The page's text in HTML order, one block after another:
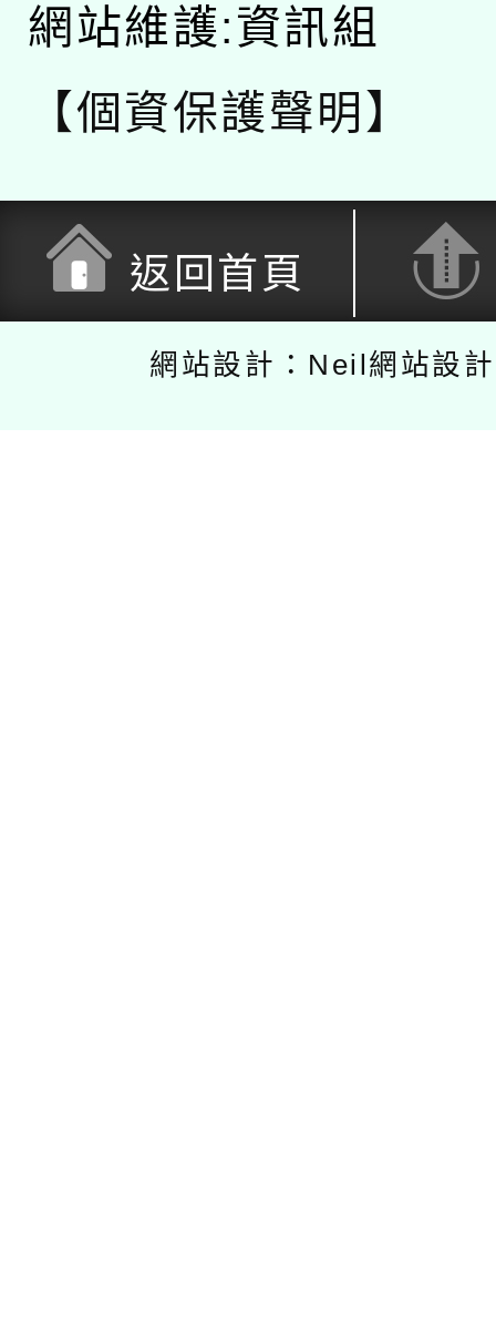
網站維護:資訊組
【個資保護聲明】
返回首頁
網站設計：Neil網站設